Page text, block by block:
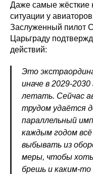
Даже самые жёсткие
ситуации у
Заслуженный пилот
Царьграду
действий:
Это
иначе в 2029-
летать. Сейчас
трудом удаётся
параллельный
каждым годом
выбывать из
меры, чтобы
брешь и каким-